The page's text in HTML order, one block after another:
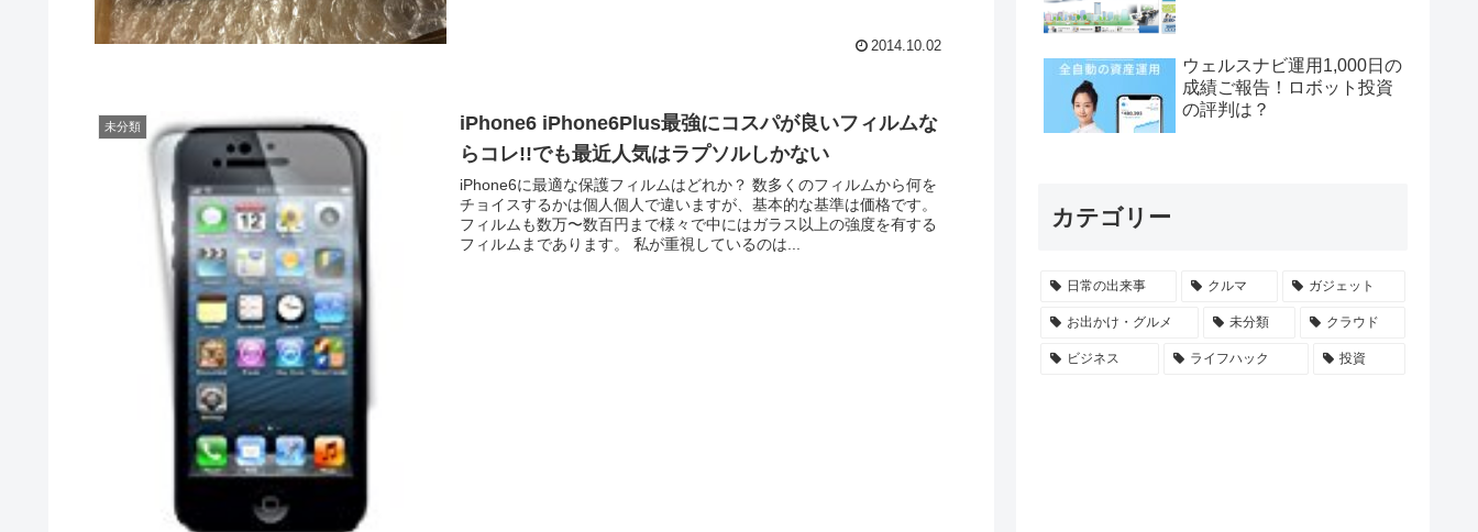
2014.10.02
未分類
iPhone6 iPhone6Plus最強にコスパが良いフィルムな
らコレ!!でも最近人気はラプソルしかない
iPhone6に最適な保護フィルムはどれか？ 数多くのフィルムから何を
チョイスするかは個人個人で違いますが、基本的な基準は価格です。
フィルムも数万〜数百円まで様々で中にはガラス以上の強度を有する
フィルムまであります。 私が重視しているのは...
ウェルスナビ運用1,000日の
成績ご報告！ロボット投資
の評判は？
カテゴリー
日常の出来事 クルマ ガジェット
お出かけ・グルメ 未分類 クラウド
ビジネス ライフハック 投資